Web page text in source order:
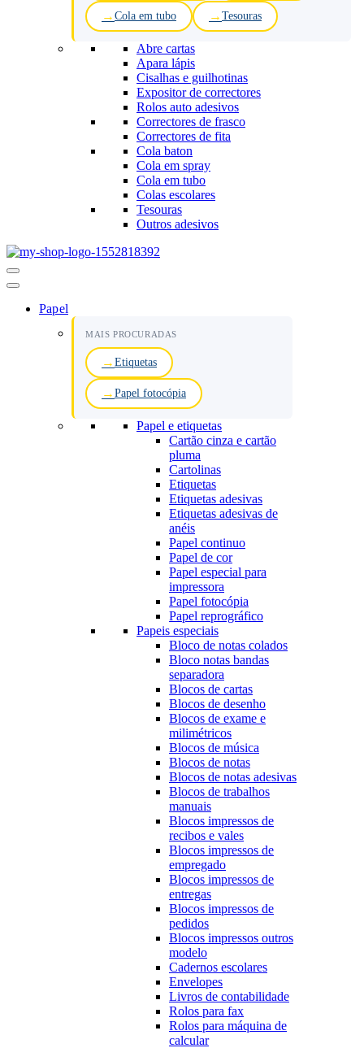
Cola em tubo Tesouras
Abre cartas
Apara lápis
Cisalhas e guilhotinas
Expositor de correctores
Rolos auto adesivos
Correctores de frasco
Correctores de fita
Cola baton
Cola em spray
Cola em tubo
Colas escolares
Tesouras
Outros adesivos
Menu
de
Papel
MAIS PROCURADAS
Etiquetas
Papel fotocópia
Papel e etiquetas
Cartão cinza e cartão
pluma
Cartolinas
Etiquetas
Etiquetas adesivas
Etiquetas adesivas de
anéis
Papel continuo
Papel de cor
Papel especial para
impressora
Papel fotocópia
Papel reprográfico
Papeis especiais
Bloco de notas colados
Bloco notas bandas
separadora
Blocos de cartas
Blocos de desenho
Blocos de exame e
milimétricos
Blocos de música
Blocos de notas
Blocos de notas adesivas
Blocos de trabalhos
manuais
Blocos impressos de
recibos e vales
Blocos impressos de
empregado
Blocos impressos de
entregas
Blocos impressos de
pedidos
Blocos impressos outros
modelo
Cadernos escolares
Envelopes
Livros de contabilidade
Rolos para fax
Rolos para máquina de
calcular